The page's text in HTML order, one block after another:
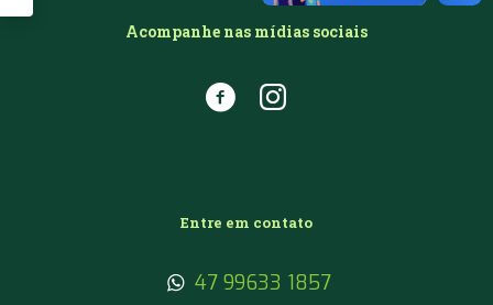
Acompanhe nas mídias sociais
Entre em contato
47 99633 1857